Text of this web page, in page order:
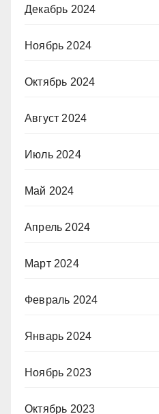
Декабрь 2024
Ноябрь 2024
Октябрь 2024
Август 2024
Июль 2024
Май 2024
Апрель 2024
Март 2024
Февраль 2024
Январь 2024
Ноябрь 2023
Октябрь 2023